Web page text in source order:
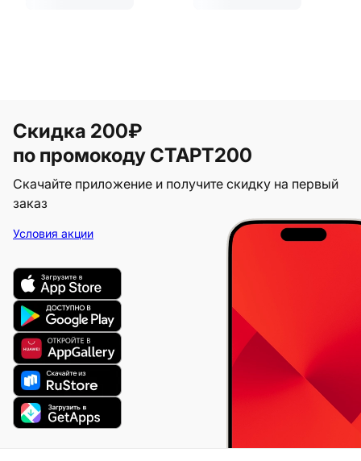
Скидка 200₽
по промокоду СТАРТ200
Скачайте приложение и получите скидку на первый
заказ
Условия акции